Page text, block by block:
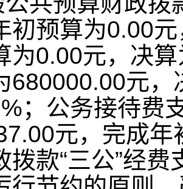
初预算为0.00
为0.00元，决
680000.00元
；公务接待费
元，完成
拨款“三公”经